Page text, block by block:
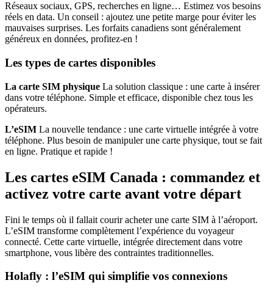
Réseaux sociaux, GPS, recherches en ligne… Estimez vos besoins
réels en data. Un conseil : ajoutez une petite marge pour éviter les
mauvaises surprises. Les forfaits canadiens sont généralement
généreux en données, profitez-en !
Les types de cartes disponibles
La carte SIM physique La solution classique : une carte à insérer
dans votre téléphone. Simple et efficace, disponible chez tous les
opérateurs.
L’eSIM La nouvelle tendance : une carte virtuelle intégrée à votre
téléphone. Plus besoin de manipuler une carte physique, tout se fait
en ligne. Pratique et rapide !
Les cartes eSIM Canada : commandez et
activez votre carte avant votre départ
Fini le temps où il fallait courir acheter une carte SIM à l’aéroport.
L’eSIM transforme complètement l’expérience du voyageur
connecté. Cette carte virtuelle, intégrée directement dans votre
smartphone, vous libère des contraintes traditionnelles.
Holafly : l’eSIM qui simplifie vos connexions